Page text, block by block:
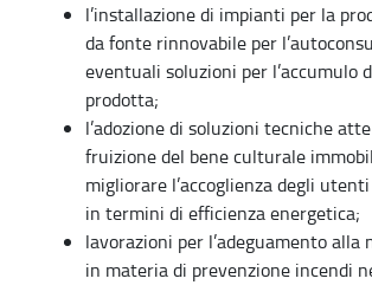
l’installazione di impianti per la
da fonte rinnovabile per
eventuali soluzioni per l’accumulo
prodotta;
l’adozione di soluzioni tecniche
fruizione del bene culturale
migliorare l’accoglienza degli
in termini di efficienza energetica;
lavorazioni per l’adeguamento
in materia di prevenzione incendi